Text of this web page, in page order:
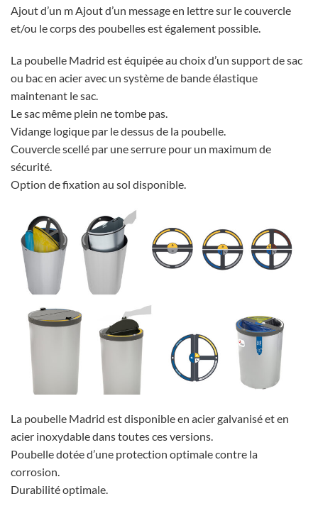
Ajout d’un m Ajout d’un message en lettre sur le couvercle
et/ou le corps des poubelles est également possible.
La poubelle Madrid est équipée au choix d’un support de sac
ou bac en acier avec un système de bande élastique
maintenant le sac.
Le sac même plein ne tombe pas.
Vidange logique par le dessus de la poubelle.
Couvercle scellé par une serrure pour un maximum de
sécurité.
Option de fixation au sol disponible.
La poubelle Madrid est disponible en acier galvanisé et en
acier inoxydable dans toutes ces versions.
Poubelle dotée d’une protection optimale contre la
corrosion.
Durabilité optimale.